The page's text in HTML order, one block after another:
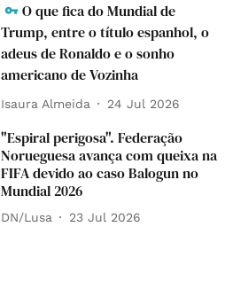
O que fica do Mundial de
Trump, entre o título espanhol, o
adeus de Ronaldo e o sonho
americano de Vozinha
Isaura Almeida 24 Jul 2026
"Espiral perigosa". Federação
Norueguesa avança com queixa na
FIFA devido ao caso Balogun no
Mundial 2026
DN/Lusa 23 Jul 2026